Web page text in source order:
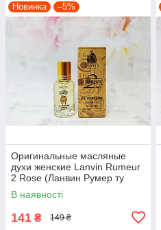
Новинка –5%
Оригинальные масляные
духи женские Lanvin Rumeur
2 Rose (Ланвин Румер ту
Роуз) 12 мл
В наявності
141 ₴ 149 ₴